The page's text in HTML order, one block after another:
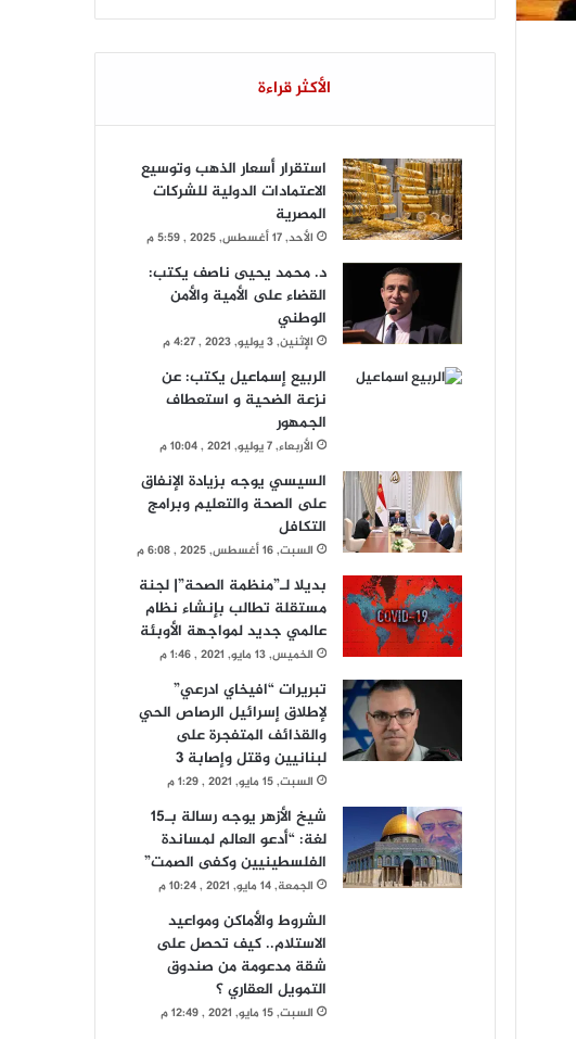
الأكثر قراءة
استقرار أسعار الذهب وتوسيع
الاعتمادات الدولية للشركات
المصرية
الأحد, 17 أغسطس, 2025 , 5:59 م
د. محمد يحيى ناصف يكتب:
القضاء على الأمية والأمن
الوطني
الإثنين, 3 يوليو, 2023 , 4:27 م
الربيع إسماعيل يكتب: عن
نزعة الضحية و استعطاف
الجمهور
الأربعاء, 7 يوليو, 2021 , 10:04 م
السيسي يوجه بزيادة الإنفاق
على الصحة والتعليم وبرامج
التكافل
السبت, 16 أغسطس, 2025 , 6:08 م
بديلا لـ”منظمة الصحة”| لجنة
مستقلة تطالب بإنشاء نظام
عالمي جديد لمواجهة الأوبئة
الخميس, 13 مايو, 2021 , 1:46 م
تبريرات “افيخاي ادرعي”
لإطلاق إسرائيل الرصاص الحي
والقذائف المتفجرة على
لبنانيين وقتل وإصابة 3
السبت, 15 مايو, 2021 , 1:29 م
شيخ الأزهر يوجه رسالة بـ15
لغة: “أدعو العالم لمساندة
الفلسطينيين وكفى الصمت”
الجمعة, 14 مايو, 2021 , 10:24 م
الشروط والأماكن ومواعيد
الاستلام.. كيف تحصل على
شقة مدعومة من صندوق
التمويل العقاري ؟
السبت, 15 مايو, 2021 , 12:49 م